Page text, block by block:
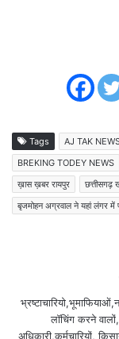
Tags AJ TAK
BREKING TODEY NEWS
ख़ास ख़बर रायपुर
छत्तीसगढ़
बृजमोहन अग्रवाल ने यहां लंगर में
लॉचिंग करने
अधिकारी,कर्मचारियों,